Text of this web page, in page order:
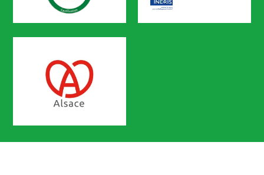
CACES AIPR
Certification n° 5619
Partenaire Marque Alsace